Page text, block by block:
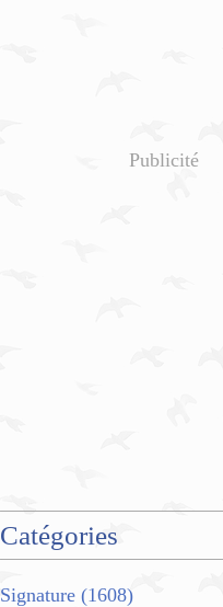
Publicité
Catégories
Signature (1608)